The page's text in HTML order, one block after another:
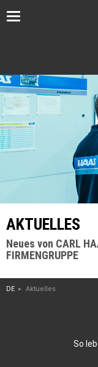
Toggle
AKTUELLES
Neues von CARL
FIRMENGRUPPE
DE Aktuelles
So